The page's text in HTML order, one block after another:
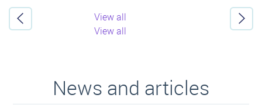
View all
View all
News and articles